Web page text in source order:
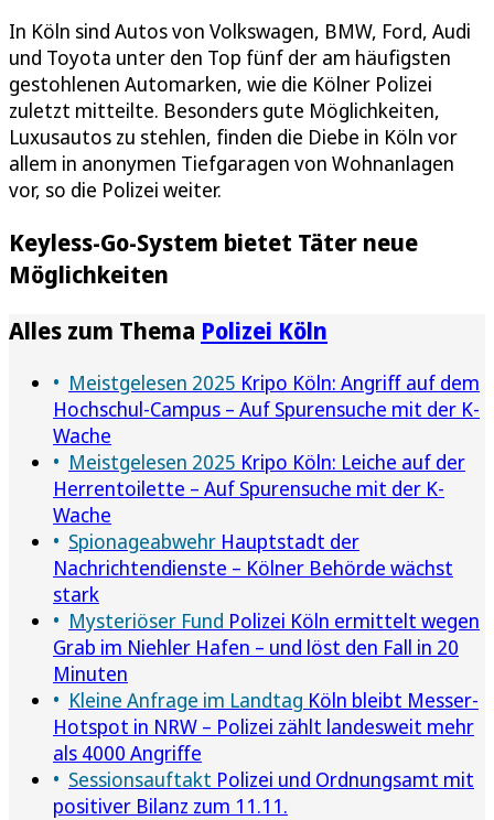
In Köln sind Autos von Volkswagen, BMW, Ford, Audi
und Toyota unter den Top fünf der am häufigsten
gestohlenen Automarken, wie die Kölner Polizei
zuletzt mitteilte. Besonders gute Möglichkeiten,
Luxusautos zu stehlen, finden die Diebe in Köln vor
allem in anonymen Tiefgaragen von Wohnanlagen
vor, so die Polizei weiter.
Keyless-Go-System bietet Täter neue
Möglichkeiten
Alles zum Thema Polizei Köln
Meistgelesen 2025 Kripo Köln: Angriff auf dem
Hochschul-Campus – Auf Spurensuche mit der K-
Wache
Meistgelesen 2025 Kripo Köln: Leiche auf der
Herrentoilette – Auf Spurensuche mit der K-
Wache
Spionageabwehr Hauptstadt der
Nachrichtendienste – Kölner Behörde wächst
stark
Mysteriöser Fund Polizei Köln ermittelt wegen
Grab im Niehler Hafen – und löst den Fall in 20
Minuten
Kleine Anfrage im Landtag Köln bleibt Messer-
Hotspot in NRW – Polizei zählt landesweit mehr
als 4000 Angriffe
Sessionsauftakt Polizei und Ordnungsamt mit
positiver Bilanz zum 11.11.